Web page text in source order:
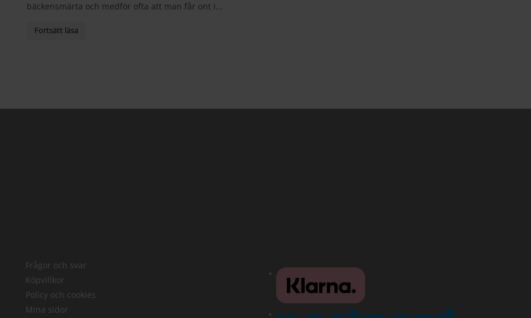
bäckensmärta och medför ofta att man får ont i...
Frågor och svar
Köpvillkor
Policy och cookies
Mina sidor